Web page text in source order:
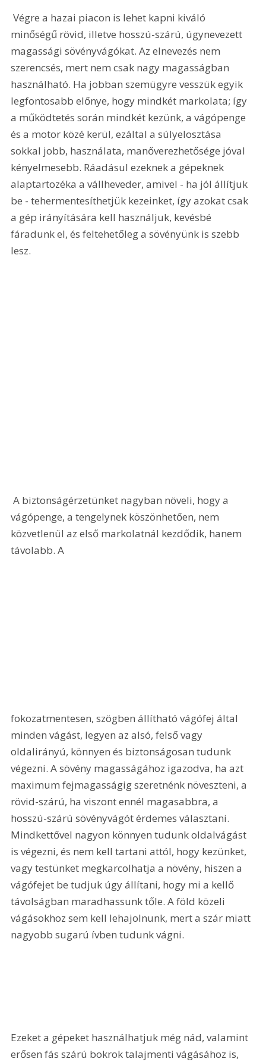
Végre a hazai piacon is lehet kapni kiváló
minőségű rövid, illetve hosszú-szárú, úgynevezett
magassági sövényvágókat. Az elnevezés nem
szerencsés, mert nem csak nagy magasságban
használható. Ha jobban szemügyre vesszük egyik
legfontosabb előnye, hogy mindkét markolata; így
a működtetés során mindkét kezünk, a vágópenge
és a motor közé kerül, ezáltal a súlyelosztása
sokkal jobb, használata, manőverezhetősége jóval
kényelmesebb. Ráadásul ezeknek a gépeknek
alaptartozéka a vállheveder, amivel - ha jól állítjuk
be - tehermentesíthetjük kezeinket, így azokat csak
a gép irányítására kell használjuk, kevésbé
fáradunk el, és feltehetőleg a sövényünk is szebb
lesz.
A biztonságérzetünket nagyban növeli, hogy a
vágópenge, a tengelynek köszönhetően, nem
közvetlenül az első markolatnál kezdődik, hanem
távolabb. A
fokozatmentesen, szögben állítható vágófej által
minden vágást, legyen az alsó, felső vagy
oldalirányú, könnyen és biztonságosan tudunk
végezni. A sövény magasságához igazodva, ha azt
maximum fejmagasságig szeretnénk növeszteni, a
rövid-szárú, ha viszont ennél magasabbra, a
hosszú-szárú sövényvágót érdemes választani.
Mindkettővel nagyon könnyen tudunk oldalvágást
is végezni, és nem kell tartani attól, hogy kezünket,
vagy testünket megkarcolhatja a növény, hiszen a
vágófejet be tudjuk úgy állítani, hogy mi a kellő
távolságban maradhassunk tőle. A föld közeli
vágásokhoz sem kell lehajolnunk, mert a szár miatt
nagyobb sugarú ívben tudunk vágni.
Ezeket a gépeket használhatjuk még nád, valamint
erősen fás szárú bokrok talajmenti vágásához is,